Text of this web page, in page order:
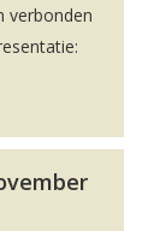
verbonden